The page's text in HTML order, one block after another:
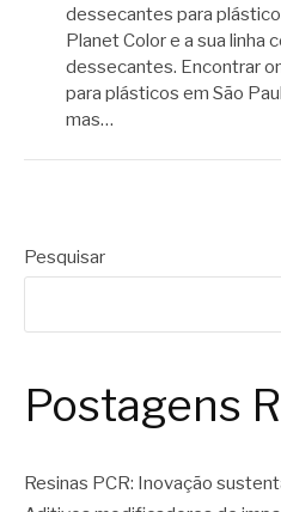
dessecantes para
Planet Color e a sua linha
dessecantes. Encontrar
para plásticos em São
mas…
Pesquisar
Postagens
Resinas PCR: Inovação